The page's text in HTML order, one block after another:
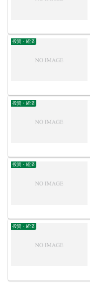
投資・経済
投資・経済
投資・経済
投資・経済